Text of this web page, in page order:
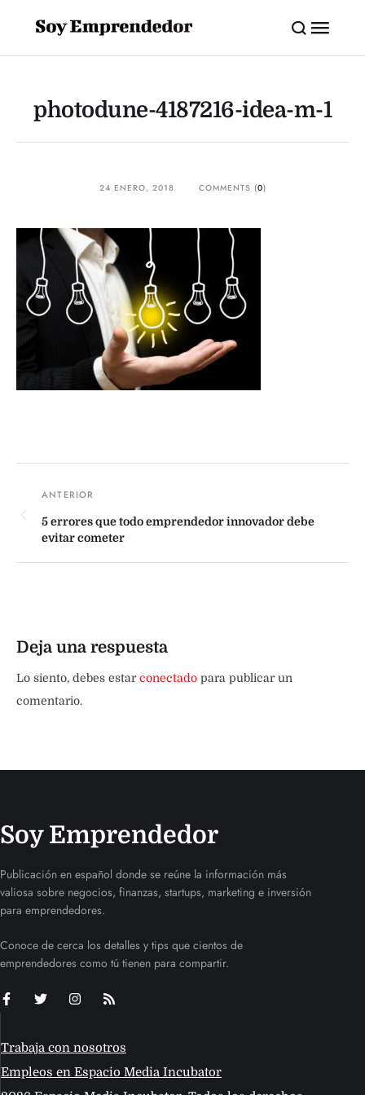
photodune-4187216-idea-m-1
24 ENERO, 2018 COMMENTS (0)
5 errores que todo emprendedor innovador debe
evitar cometer
Deja una respuesta
Lo siento, debes estarconectado para publicar un
comentario.
Soy Emprendedor
Publicación en español donde se reúne la información más
valiosa sobre negocios, finanzas, startups, marketing e inversión
para emprendedores.
Conoce de cerca los detalles y tips que cientos de
emprendedores como tú tienen para compartir.
Trabaja con nosotros
Empleos en Espacio Media Incubator